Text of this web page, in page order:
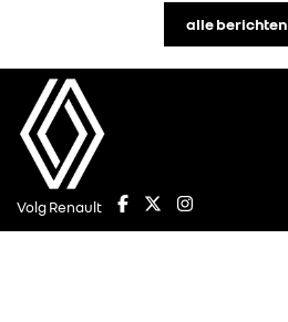
alle berichten
Volg Renault